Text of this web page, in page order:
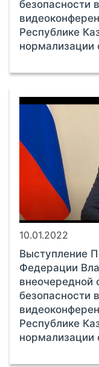
безопасности
Республике
нормализации
10.01.2022
Выступление
Федерации
внеочередной
безопасности
Республике
нормализации